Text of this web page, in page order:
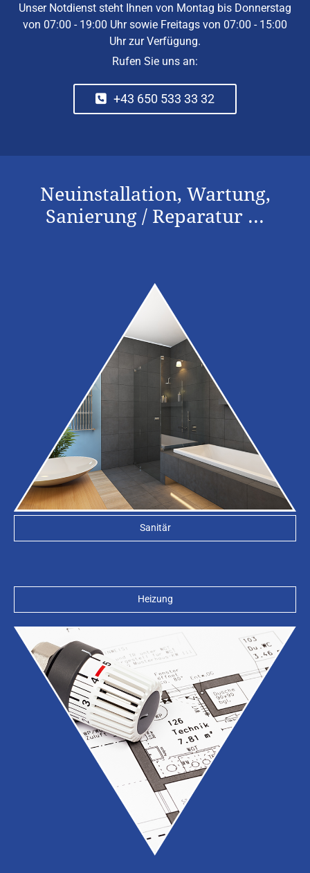
Unser Notdienst steht Ihnen von Montag bis Donnerstag
von 07:00 - 19:00 Uhr sowie Freitags von 07:00 - 15:00
Uhr zur Verfügung.
Rufen Sie uns an:
+43 650 533 33 32
Neuinstallation, Wartung,
Sanierung / Reparatur ...
Sanitär
Heizung